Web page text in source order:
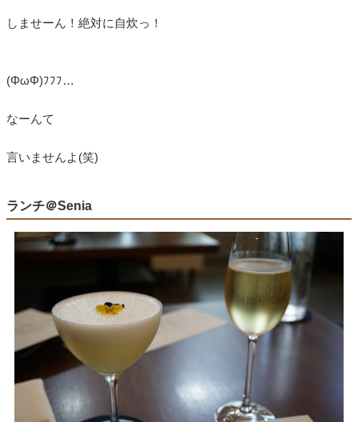
しませーん！絶対に自炊っ！
(ΦωΦ)ﾌﾌﾌ…
なーんて
言いませんよ(笑)
ランチ＠Senia